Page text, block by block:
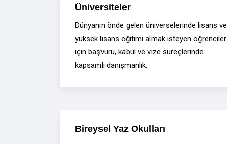
Üniversiteler
Dünyanın önde gelen üniverselerinde lisans ve
yüksek lisans eğitimi almak isteyen öğrenciler
için başvuru, kabul ve vize süreçlerinde
kapsamlı danışmanlık.
Bireysel Yaz Okulları